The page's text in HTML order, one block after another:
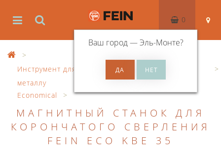
Ваш город —Эль-Монте?
0
Инструмент для корончатого сверление по
металлу
Economical
МАГНИТНЫЙ СТАНОК ДЛЯ
КОРОНЧАТОГО СВЕРЛЕНИЯ
FEIN ECO KBE 35